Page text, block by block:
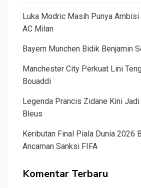
Luka Modric Masih Punya
AC Milan
Bayern Munchen Bidik Benjamin
Manchester City Perkuat Lini
Bouaddi
Legenda Prancis Zidane Kini
Bleus
Keributan Final Piala Dunia 2026
Ancaman Sanksi FIFA
Komentar Terbaru